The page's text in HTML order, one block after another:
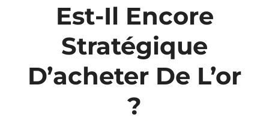
SUIVI KIT POSTAL
BLOG
Est-Il Encore
Stratégique
D’acheter De L’or
?